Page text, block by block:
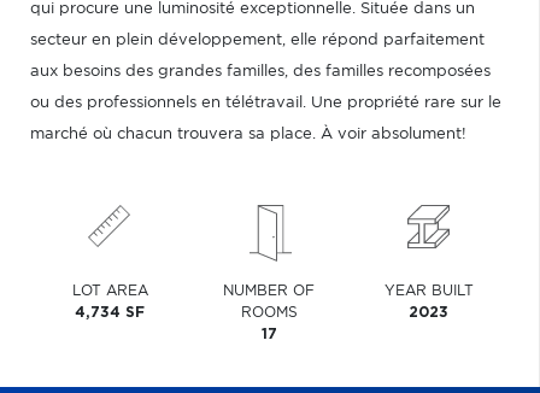
qui procure une luminosité exceptionnelle. Située dans un
secteur en plein développement, elle répond parfaitement
aux besoins des grandes familles, des familles recomposées
ou des professionnels en télétravail. Une propriété rare sur le
marché où chacun trouvera sa place. À voir absolument!
LOT AREA
4,734 SF
NUMBER OF
ROOMS
17
YEAR BUILT
2023